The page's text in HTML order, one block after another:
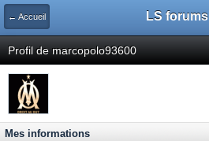
← Accueil LS forums
Profil de marcopolo93600
Mes informations